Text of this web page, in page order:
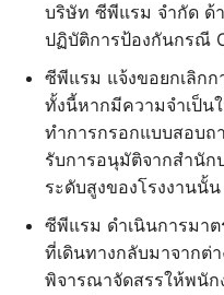
บริษัท ซีพีแรม จำกัด ด้
ปฏิบัติการป้องกันกรณี
ซีพีแรม แจ้งขอยกเลิกก
ทั้งนี้หากมีความจำเป็น
ทำการกรอกแบบสอบถ
รับการอนุมัติจากสำนั
ระดับสูงของโรงงานนั้น
ซีพีแรม ดำเนินการมา
ที่เดินทางกลับมาจากต่
พิจารณาจัดสรรให้พนัก